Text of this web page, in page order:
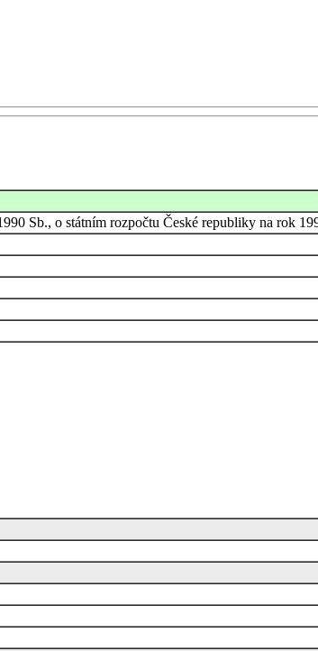
Sb., o státním rozpočtu České republiky na rok